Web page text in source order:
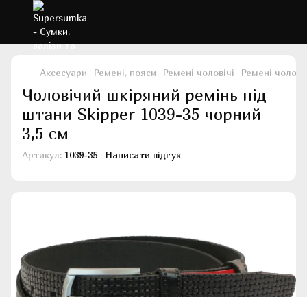
Аксесуари Ремені, пояси Ремені чоловічі Ремені
Чоловічий шкіряний ремінь під
штани Skipper 1039-35 чорний
3,5 см
Артикул: 1039-35 Написати відгук